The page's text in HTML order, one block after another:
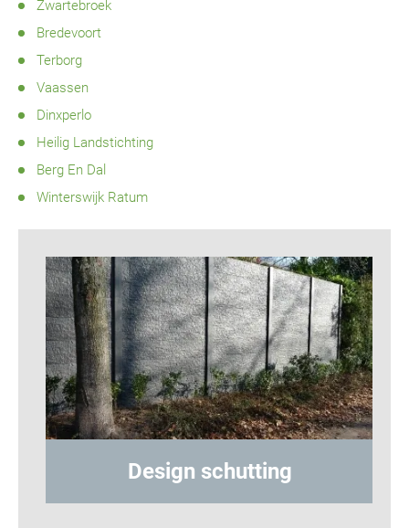
Zwartebroek
Bredevoort
Terborg
Vaassen
Dinxperlo
Heilig Landstichting
Berg En Dal
Winterswijk Ratum
Design schutting